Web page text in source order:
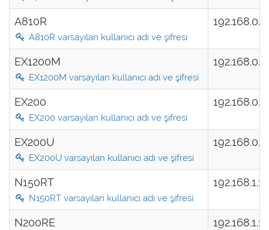
A810R
A810R varsayılan kullanıcı adı ve şifresi
EX1200M
EX1200M varsayılan kullanıcı adı ve şifresi
EX200
EX200 varsayılan kullanıcı adı ve şifresi
EX200U
EX200U varsayılan kullanıcı adı ve şifresi
N150RT
N150RT varsayılan kullanıcı adı ve şifresi
192.168.1.1
N200RE 192.168.1.1